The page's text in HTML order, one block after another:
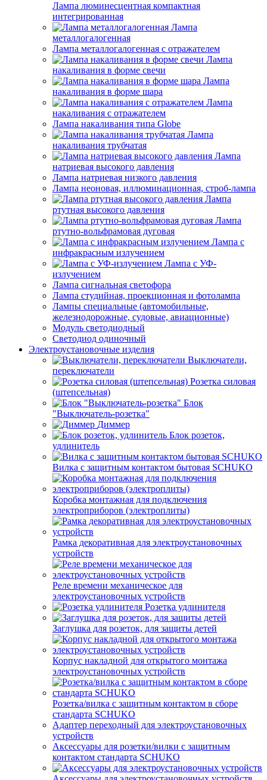
Лампа люминесцентная компактная
интегрированная
Лампа
металлогалогенная
Лампа металлогалогенная с отражателем
Лампа
накаливания в форме свечи
Лампа
накаливания в форме шара
Лампа
накаливания с отражателем
Лампа накаливания типа Globe
Лампа
накаливания трубчатая
Лампа
натриевая высокого давления
Лампа натриевая низкого давления
Лампа неоновая, иллюминационная, строб-лампа
Лампа
ртутная высокого давления
Лампа
ртутно-вольфрамовая дуговая
Лампа с
инфракрасным излучением
Лампа с УФ-
излучением
Лампа сигнальная светофора
Лампа студийная, проекционная и фотолампа
Лампы специальные (автомобильные,
железнодорожные, судовые, авиационные)
Модуль светодиодный
Светодиод одиночный
Электроустановочные изделия
Выключатели,
переключатели
Розетка силовая
(штепсельная)
Блок
"Выключатель-розетка"
Диммер
Блок розеток,
удлинитель
Вилка с защитным контактом бытовая SCHUKO
Коробка монтажная для подключения
электроприборов (электроплиты)
Рамка декоративная для электроустановочных
устройств
Реле времени механическое для
электроустановочных устройств
Розетка удлинителя
Заглушка для розеток, для защиты детей
Корпус накладной для открытого монтажа
электроустановочных устройств
Розетка/вилка с защитным контактом в сборе
стандарта SCHUKO
Адаптер переходный для электроустановочных
устройств
Аксессуары для розетки/вилки с защитным
контактом стандарта SCHUKO